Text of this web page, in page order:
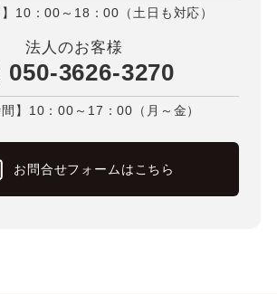
】10：00～18：00（土日も対応）
法人のお客様
050-3626-3270
間】10：00～17：00（月～金）
お問合せフォームはこちら